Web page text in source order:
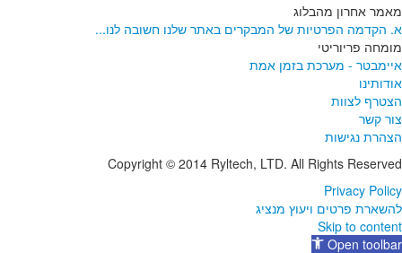
מאמר אחרון מהבלוג
א. הקדמה הפרטיות של המבקרים באתר שלנו חשובה לנו...
מומחה פריוריטי
איימבטר - מערכת בזמן אמת
אודותינו
הצטרף לצוות
צור קשר
הצהרת נגישות
Copyright © 2014 Ryltech, LTD. All Rights Reserved
Privacy Policy
להשארת פרטים ויעוץ מנציג
Skip to content
Open toolbar